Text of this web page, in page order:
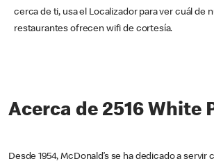
cerca de ti, usa el Localizador para ver cuál de
restaurantes ofrecen wifi de cortesía.
Acerca de 2516 White
Desde 1954, McDonald’s se ha dedicado a servir